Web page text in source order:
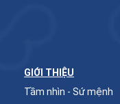
GIỚI THIỆU
Tầm nhìn - Sứ mệnh